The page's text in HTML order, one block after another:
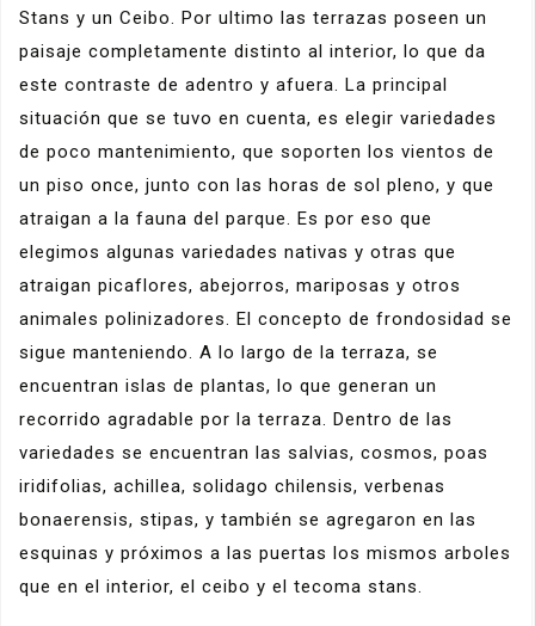
Stans y un Ceibo. Por ultimo las terrazas poseen un
paisaje completamente distinto al interior, lo que da
este contraste de adentro y afuera. La principal
situación que se tuvo en cuenta, es elegir variedades
de poco mantenimiento, que soporten los vientos de
un piso once, junto con las horas de sol pleno, y que
atraigan a la fauna del parque. Es por eso que
elegimos algunas variedades nativas y otras que
atraigan picaflores, abejorros, mariposas y otros
animales polinizadores. El concepto de frondosidad se
sigue manteniendo. A lo largo de la terraza, se
encuentran islas de plantas, lo que generan un
recorrido agradable por la terraza. Dentro de las
variedades se encuentran las salvias, cosmos, poas
iridifolias, achillea, solidago chilensis, verbenas
bonaerensis, stipas, y también se agregaron en las
esquinas y próximos a las puertas los mismos arboles
que en el interior, el ceibo y el tecoma stans.